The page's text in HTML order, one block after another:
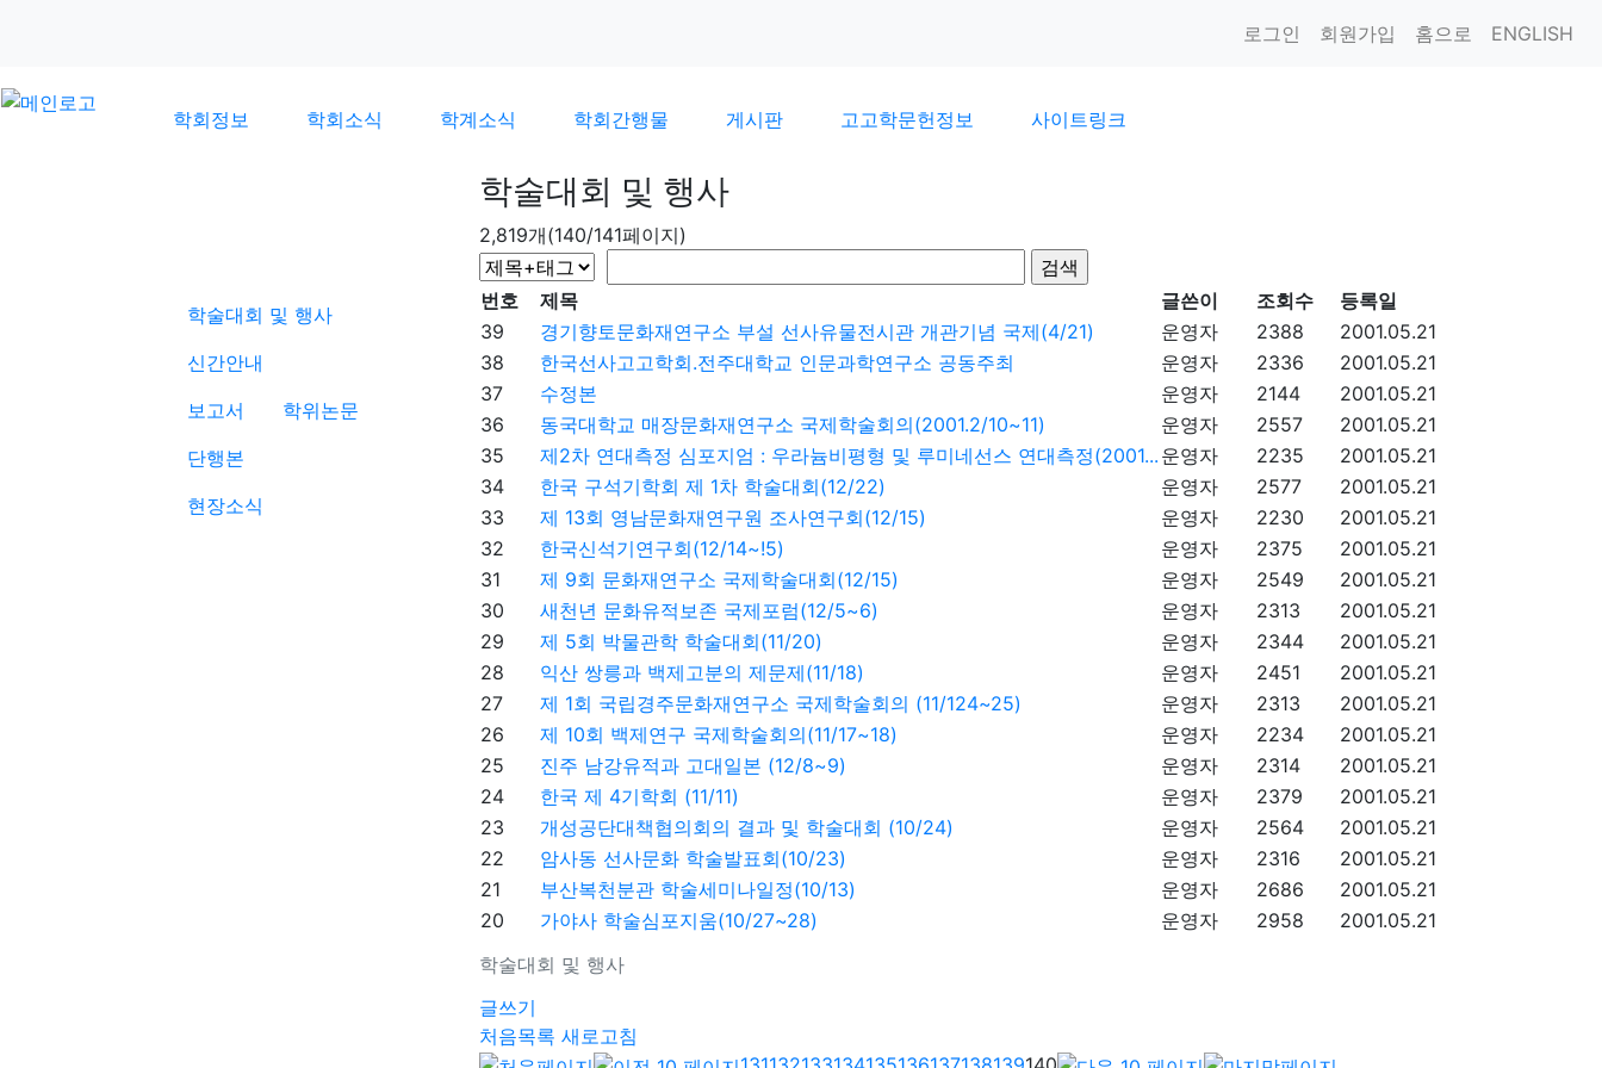
로그인 회원가입 홈으로 ENGLISH
학회정보 학회소식 학계소식 학회간행물 게시판 고고학문헌정보 사이트링크
학술대회 및 행사
신간안내
보고서
학위논문
단행본
현장소식
학술대회 및 행사
2,819개(140/141페이지)
학술대회 및 행사
번호 제목 글쓴이 조회수
등록일
39
경기향토문화재연구소 부설 선사유물전시관 개관기념 국제(4/21) 운영자 2388
2001.05.21
38
한국선사고고학회.전주대학교 인문과학연구소 공동주최 운영자 2336
2001.05.21
37
수정본 운영자 2144
2001.05.21
36
동국대학교 매장문화재연구소 국제학술회의(2001.2/10~11) 운영자 2557
2001.05.21
35
제2차 연대측정 심포지엄 : 우라늄비평형 및 루미네선스 연대측정(2001... 운영자 2235
2001.05.21
34
한국 구석기학회 제 1차 학술대회(12/22) 운영자 2577
2001.05.21
33
제 13회 영남문화재연구원 조사연구회(12/15) 운영자 2230
2001.05.21
32
한국신석기연구회(12/14~!5) 운영자 2375
2001.05.21
31
제 9회 문화재연구소 국제학술대회(12/15) 운영자 2549
2001.05.21
30
새천년 문화유적보존 국제포럼(12/5~6) 운영자 2313
2001.05.21
29
제 5회 박물관학 학술대회(11/20) 운영자 2344
2001.05.21
28
익산 쌍릉과 백제고분의 제문제(11/18) 운영자 2451
2001.05.21
27
제 1회 국립경주문화재연구소 국제학술회의 (11/124~25) 운영자 2313
2001.05.21
26
제 10회 백제연구 국제학술회의(11/17~18) 운영자 2234
2001.05.21
25
진주 남강유적과 고대일본 (12/8~9) 운영자 2314
2001.05.21
24
한국 제 4기학회 (11/11) 운영자 2379
2001.05.21
23
개성공단대책협의회의 결과 및 학술대회 (10/24) 운영자 2564
2001.05.21
22
암사동 선사문화 학술발표회(10/23) 운영자 2316
2001.05.21
21
부산복천분관 학술세미나일정(10/13) 운영자 2686
2001.05.21
20
가야사 학술심포지움(10/27~28) 운영자 2958 2001.05.21
글쓰기
처음목록 새로고침